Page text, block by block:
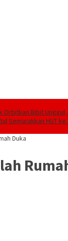
Orbitkan Bibit Unggul
Semarakkan HUT
Duka